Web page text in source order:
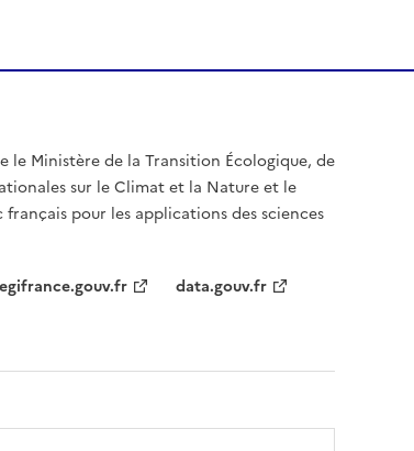
le Ministère de la Transition Écologique, de
sur le Climat et la Nature et le
français pour les applications des sciences
data.gouv.fr